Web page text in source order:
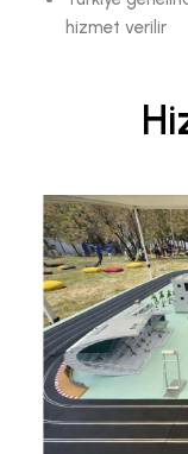
hizmet verilir